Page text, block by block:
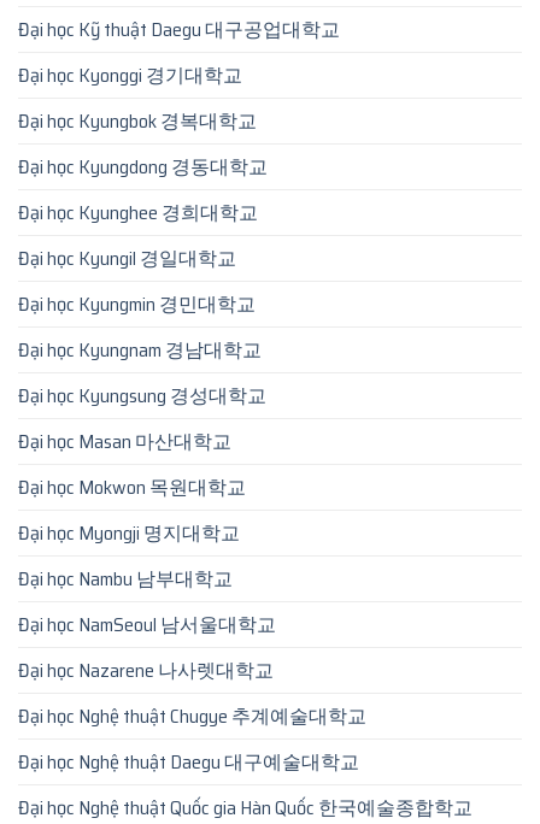
Đại học Kỹ thuật Daegu 대구공업대학교
Đại học Kyonggi 경기대학교
Đại học Kyungbok 경복대학교
Đại học Kyungdong 경동대학교
Đại học Kyunghee 경희대학교
Đại học Kyungil 경일대학교
Đại học Kyungmin 경민대학교
Đại học Kyungnam 경남대학교
Đại học Kyungsung 경성대학교
Đại học Masan 마산대학교
Đại học Mokwon 목원대학교
Đại học Myongji 명지대학교
Đại học Nambu 남부대학교
Đại học NamSeoul 남서울대학교
Đại học Nazarene 나사렛대학교
Đại học Nghệ thuật Chugye 추계예술대학교
Đại học Nghệ thuật Daegu 대구예술대학교
Đại học Nghệ thuật Quốc gia Hàn Quốc 한국예술종합학교